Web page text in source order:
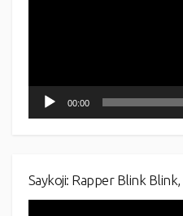
00:00
Saykoji: Rapper Blink